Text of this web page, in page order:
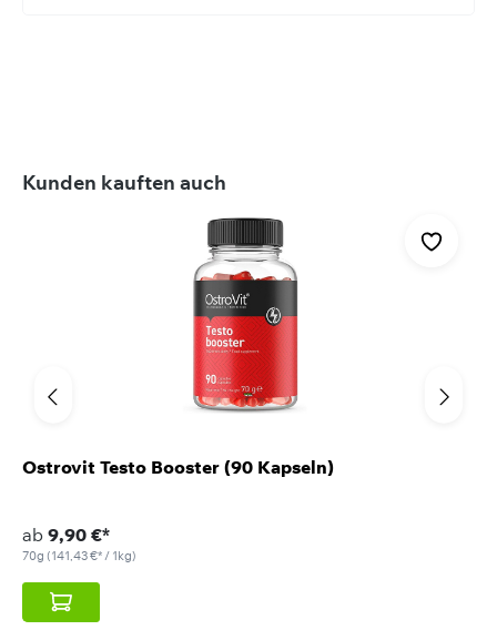
Produktgalerie überspringen
Kunden kauften auch
Ostrovit Testo Booster (90 Kapseln)
ab 9,90 €*
70g (141,43 €* / 1kg)